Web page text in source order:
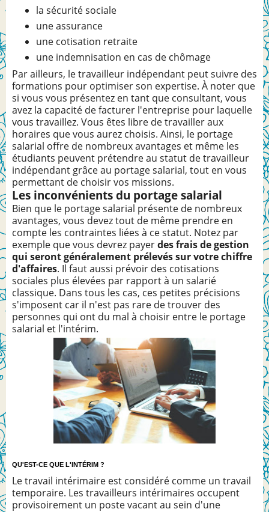
la sécurité sociale
une assurance
une cotisation retraite
une indemnisation en cas de chômage
Par ailleurs, le travailleur indépendant peut suivre des
formations pour optimiser son expertise. À noter que
si vous vous présentez en tant que consultant, vous
avez la capacité de facturer l'entreprise pour laquelle
vous travaillez. Vous êtes libre de travailler aux
horaires que vous aurez choisis. Ainsi, le portage
salarial offre de nombreux avantages et même les
étudiants peuvent prétendre au statut de travailleur
indépendant grâce au portage salarial, tout en vous
permettant de choisir vos missions.
Les inconvénients du portage salarial
Bien que le portage salarial présente de nombreux
avantages, vous devez tout de même prendre en
compte les contraintes liées à ce statut. Notez par
exemple que vous devrez payerdes frais de gestion
qui seront généralement prélevés sur votre chiffre
d'affaires. Il faut aussi prévoir des cotisations
sociales plus élevées par rapport à un salarié
classique. Dans tous les cas, ces petites précisions
s'imposent car il n'est pas rare de trouver des
personnes qui ont du mal à choisir entre le portage
salarial et l'intérim.
QU'EST-CE QUE L'INTÉRIM ?
Le travail intérimaire est considéré comme un travail
temporaire. Les travailleurs intérimaires occupent
provisoirement un poste vacant au sein d'une